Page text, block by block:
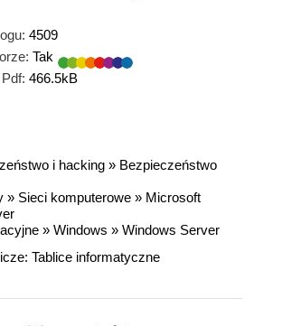
4509
Tak
466.5kB
i hacking » Bezpieczeństwo
» Sieci komputerowe » Microsoft
» Windows » Windows Server
Tablice informatyczne